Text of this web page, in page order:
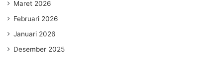
Maret 2026
Februari 2026
Januari 2026
Desember 2025